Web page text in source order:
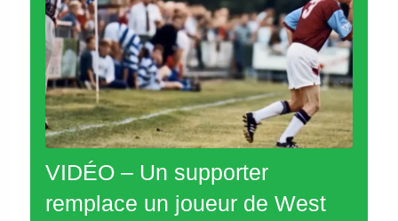
VIDÉO – Un supporter
remplace un joueur de West